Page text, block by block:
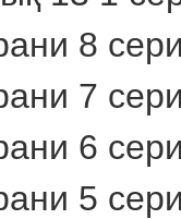
8
7
6
5